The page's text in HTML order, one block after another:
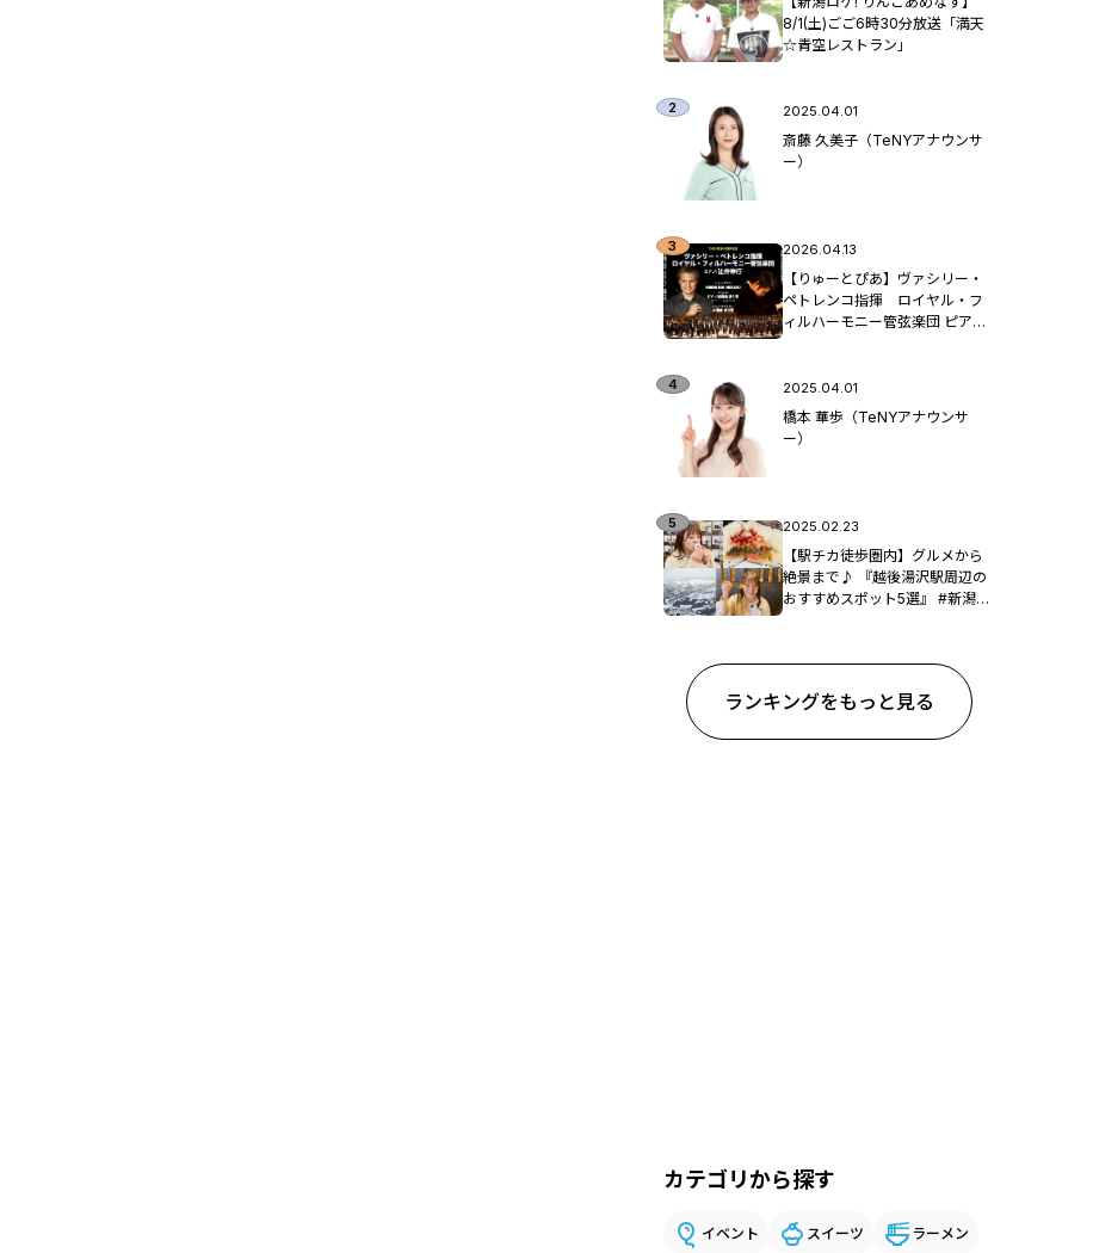
8/1(土)ごご6時30分放送「満天
☆青空レストラン」
2025.04.01
斎藤 久美子（TeNYアナウンサ
ー）
2026.04.13
【りゅーとぴあ】ヴァシリー・
ペトレンコ指揮 ロイヤル・フ
ィルハーモニー管弦楽団 ピア
2025.04.01
橋本 華歩（TeNYアナウンサ
ー）
2025.02.23
【駅チカ徒歩圏内】グルメから
絶景まで♪ 『越後湯沢駅周辺の
おすすめスポット5選』 #新潟観
ランキングをもっと見る
カテゴリから探す
イベント スイーツ ラーメン